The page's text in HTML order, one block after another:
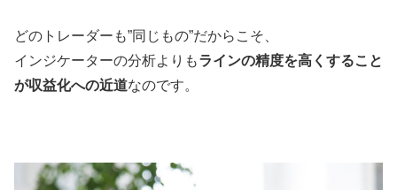
どのトレーダーも”同じもの”だからこそ、
インジケーターの分析よりもラインの精度を高くすること
が収益化への近道なのです。